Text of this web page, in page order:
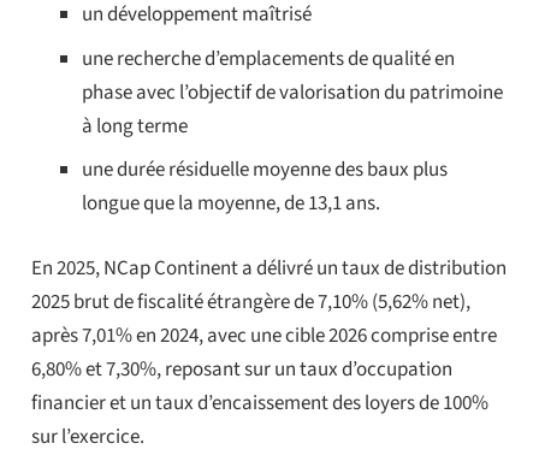
un développement maîtrisé
une recherche d’emplacements de qualité en
phase avec l’objectif de valorisation du patrimoine
à long terme
une durée résiduelle moyenne des baux plus
longue que la moyenne, de 13,1 ans.
En 2025, NCap Continent a délivré un taux de distribution
2025 brut de fiscalité étrangère de 7,10% (5,62% net),
après 7,01% en 2024, avec une cible 2026 comprise entre
6,80% et 7,30%, reposant sur un taux d’occupation
financier et un taux d’encaissement des loyers de 100%
sur l’exercice.